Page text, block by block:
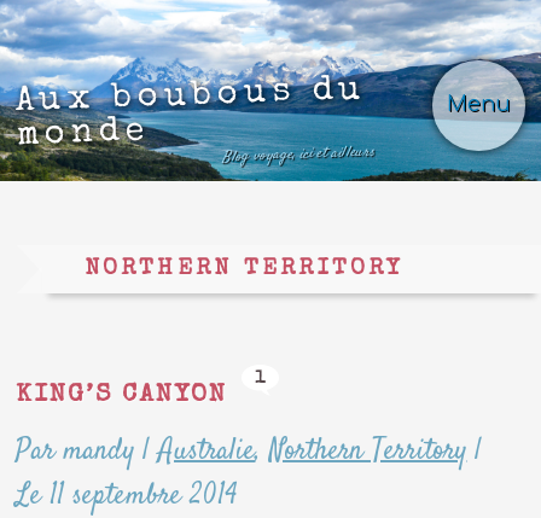
Menu
Aux boubous du
monde
Blog voyage, ici et ailleurs
NORTHERN TERRITORY
KING’S CANYON
1
Par mandy |Australie,Northern Territory|
Le 11 septembre 2014